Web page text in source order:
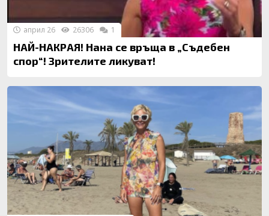
НАЙ-НАКРАЯ! Нана се връща в „Съдебен
спор“! Зрителите ликуват!
април 26 26306 1